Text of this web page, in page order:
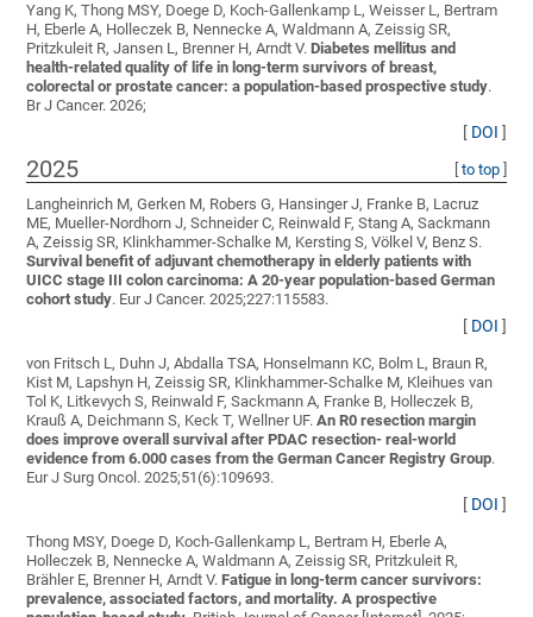
Yang K, Thong MSY, Doege D, Koch-Gallenkamp L, Weisser L, Bertram
H, Eberle A, Holleczek B, Nennecke A, Waldmann A, Zeissig SR,
Pritzkuleit R, Jansen L, Brenner H, Arndt V.Diabetes mellitus and
health-related quality of life in long-term survivors of breast,
colorectal or prostate cancer: a population-based prospective study.
Br J Cancer. 2026;
[ DOI ]
2025 to top]
Langheinrich M, Gerken M, Robers G, Hansinger J, Franke B, Lacruz
ME, Mueller-Nordhorn J, Schneider C, Reinwald F, Stang A, Sackmann
A, Zeissig SR, Klinkhammer-Schalke M, Kersting S, Völkel V, Benz S.
Survival benefit of adjuvant chemotherapy in elderly patients with
UICC stage III colon carcinoma: A 20-year population-based German
cohort study. Eur J Cancer. 2025;227:115583.
[ DOI ]
von Fritsch L, Duhn J, Abdalla TSA, Honselmann KC, Bolm L, Braun R,
Kist M, Lapshyn H, Zeissig SR, Klinkhammer-Schalke M, Kleihues van
Tol K, Litkevych S, Reinwald F, Sackmann A, Franke B, Holleczek B,
Krauß A, Deichmann S, Keck T, Wellner UF.An R0 resection margin
does improve overall survival after PDAC resection- real-world
evidence from 6.000 cases from the German Cancer Registry Group.
Eur J Surg Oncol. 2025;51(6):109693.
[ DOI ]
Thong MSY, Doege D, Koch-Gallenkamp L, Bertram H, Eberle A,
Holleczek B, Nennecke A, Waldmann A, Zeissig SR, Pritzkuleit R,
Brähler E, Brenner H, Arndt V.Fatigue in long-term cancer survivors:
prevalence, associated factors, and mortality. A prospective